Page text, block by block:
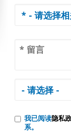
我已阅读隐私
系。